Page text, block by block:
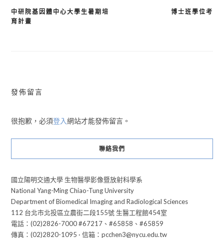
文
博士班學位考
中研院基因體中心大學生暑期培
育計畫
發佈留言
很抱歉，必須登入網站才能發佈留言。
聯絡我們
國立陽明交通大學 生物醫學影像暨放射科學系
National Yang-Ming Chiao-Tung University
Department of Biomedical Imaging and Radiological Sciences
112 台北市北投區立農街二段155號 生醫工程館454室
電話：(02)2826-7000 #67217、#65858、#65859
傳真：(02)2820-1095 · 信箱：pcchen3@nycu.edu.tw